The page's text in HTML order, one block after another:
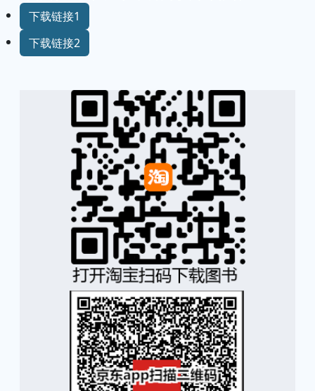
下载链接1
下载链接2